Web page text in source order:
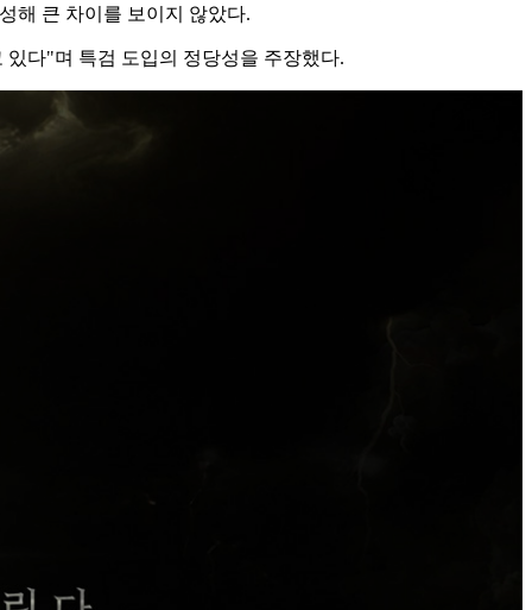
해 큰 차이를 보이지 않았다.
다"며 특검 도입의 정당성을 주장했다.